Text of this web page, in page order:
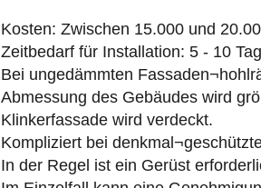
Kosten: Zwischen 15.000 und
Zeitbedarf für Installation: 5 - 10
Bei ungedämmten
Abmessung des Gebäudes wird
Klinkerfassade wird verdeckt.
Kompliziert bei
In der Regel ist ein Gerüst